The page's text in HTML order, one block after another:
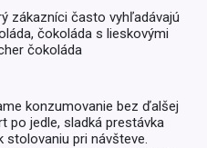
zákazníci často vyhľadávajú
čokoláda s lieskovými
čokoláda
konzumovanie bez ďalšej
po jedle, sladká prestávka
stolovaniu pri návšteve.